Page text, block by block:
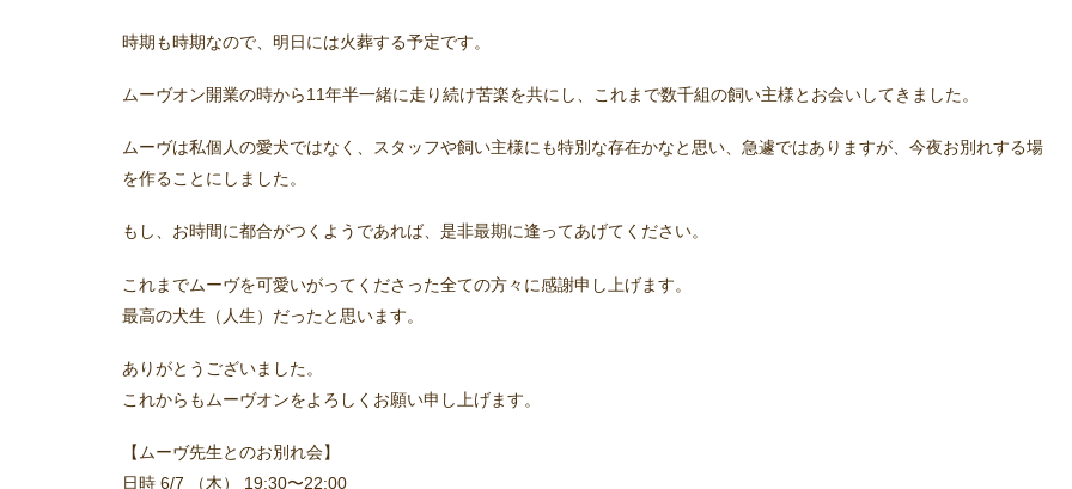
時期も時期なので、明日には火葬する予定です。
ムーヴオン開業の時から11年半一緒に走り続け苦楽を共にし、これまで数千組の飼い主様とお会いしてきました。
ムーヴは私個人の愛犬ではなく、スタッフや飼い主様にも特別な存在かなと思い、急遽ではありますが、今夜お別れする場
を作ることにしました。
もし、お時間に都合がつくようであれば、是非最期に逢ってあげてください。
これまでムーヴを可愛いがってくださった全ての方々に感謝申し上げます。
最高の犬生（人生）だったと思います。
ありがとうございました。
これからもムーヴオンをよろしくお願い申し上げます。
【ムーヴ先生とのお別れ会】
日時 6/7 （木） 19:30〜22:00